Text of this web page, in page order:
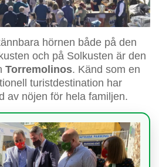
hörnen både på den
och på Solkusten är den
Torremolinos. Känd som en
turistdestination har
av nöjen för hela familjen.